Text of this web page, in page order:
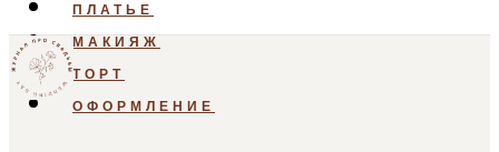
ПЛАТЬЕ
МАКИЯЖ
ТОРТ
ОФОРМЛЕНИЕ